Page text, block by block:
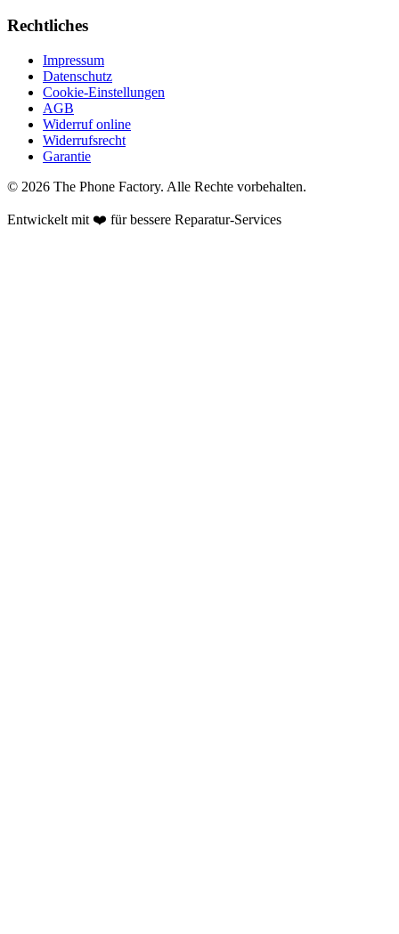
Rechtliches
Impressum
Datenschutz
Cookie-Einstellungen
AGB
Widerruf online
Widerrufsrecht
Garantie
© 2026 The Phone Factory. Alle Rechte vorbehalten.
Entwickelt mit ❤️ für bessere Reparatur-Services